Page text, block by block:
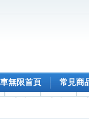
車無限首頁 常見商